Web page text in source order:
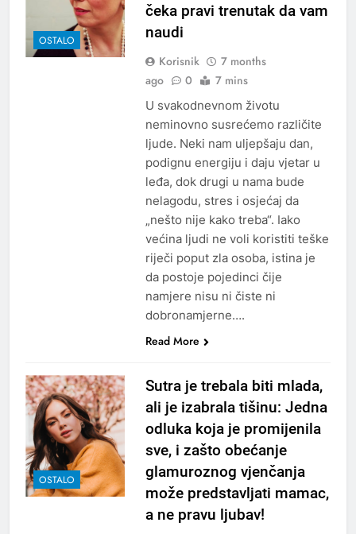
OSTALO
čeka pravi trenutak da vam
naudi
Korisnik
7 months
ago
0 7 mins
U svakodnevnom životu
neminovno susrećemo različite
ljude. Neki nam uljepšaju dan,
podignu energiju i daju vjetar u
leđa, dok drugi u nama bude
nelagodu, stres i osjećaj da
„nešto nije kako treba“. Iako
većina ljudi ne voli koristiti teške
riječi poput zla osoba, istina je
da postoje pojedinci čije
namjere nisu ni čiste ni
dobronamjerne….
Read More
OSTALO
Sutra je trebala biti mlada,
ali je izabrala tišinu: Jedna
odluka koja je promijenila
sve, i zašto obećanje
glamuroznog vjenčanja
može predstavljati mamac,
a ne pravu ljubav!